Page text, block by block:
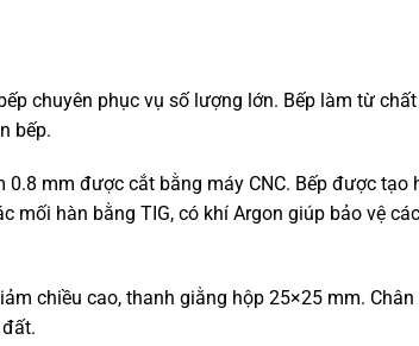
chuyên phục vụ số lượng lớn. Bếp làm từ
bếp.
mm được cắt bằng máy CNC. Bếp được tạo
mối hàn bằng TIG, có khí Argon giúp bảo vệ
chiều cao, thanh giằng hộp 25×25 mm. Chân